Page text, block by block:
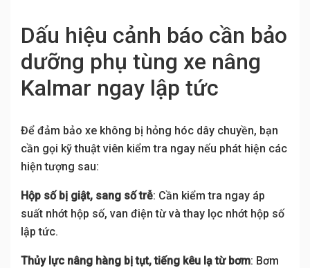
Dấu hiệu cảnh báo cần bảo
dưỡng phụ tùng xe nâng
Kalmar ngay lập tức
Để đảm bảo xe không bị hỏng hóc dây chuyền, bạn
cần gọi kỹ thuật viên kiểm tra ngay nếu phát hiện các
hiện tượng sau:
Hộp số bị giật, sang số trễ: Cần kiểm tra ngay áp
suất nhớt hộp số, van điện từ và thay lọc nhớt hộp số
lập tức.
Thủy lực nâng hàng bị tụt, tiếng kêu lạ từ bơm: Bơm